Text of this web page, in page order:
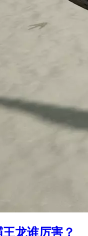
王龙谁厉害？